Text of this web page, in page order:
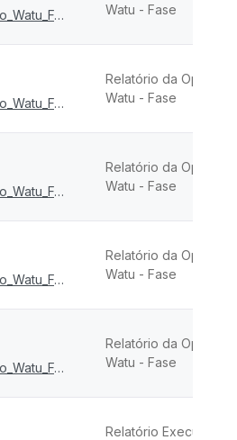
Operacao_Watu_FASE_V
Watu - Fase
Operacao_Watu_FASE_IX
Relatório da
Watu - Fase
Operacao_Watu_FASE_III e IV
Relatório da
Watu - Fase
Operacao_Watu_FASE_II
Relatório da
Watu - Fase
Operacao_Watu_FASE_I
Relatório da
Watu - Fase
Relatório Executivo